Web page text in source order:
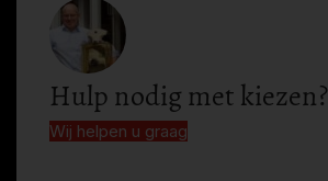
Hulp nodig met kiezen?
Wij helpen u graag